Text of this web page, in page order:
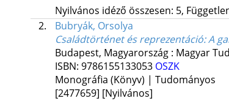
Nyilvános idéző összesen: 5,
2.
Bubryák, Orsolya
Családtörténet és reprezentáció: A
Budapest, Magyarország : Magyar
ISBN: 9786155133053 OSZK
Monográfia (Könyv) | Tudományos
[2477659] [Nyilvános]